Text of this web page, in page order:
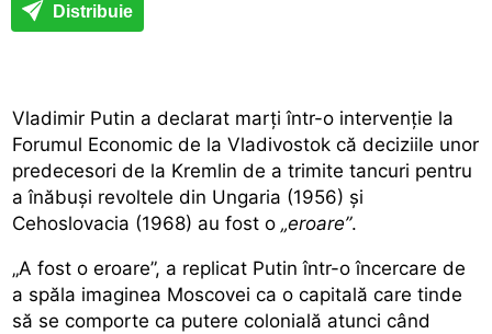
Distribuie
Vladimir Putin a declarat marți într-o intervenție la
Forumul Economic de la Vladivostok că deciziile unor
predecesori de la Kremlin de a trimite tancuri pentru
a înăbuși revoltele din Ungaria (1956) și
Cehoslovacia (1968) au fost o„eroare”.
„A fost o eroare”, a replicat Putin într-o încercare de
a spăla imaginea Moscovei ca o capitală care tinde
să se comporte ca putere colonială atunci când